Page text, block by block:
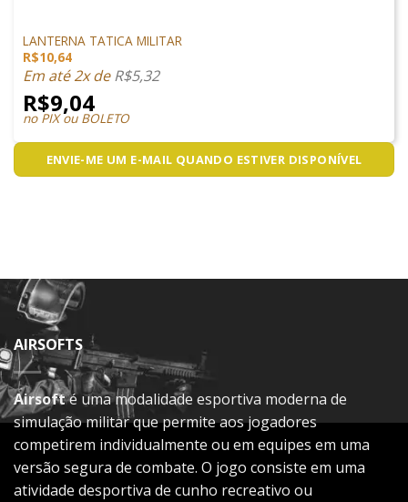
LANTERNA TATICA MILITAR
R$10,64
Em até 2x deR$5,32
R$9,04
no PIX ou BOLETO
ENVIE-ME UM E-MAIL QUANDO ESTIVER DISPONÍVEL
AIRSOFTS
Airsofté uma modalidade esportiva moderna de
simulação militar que permite aos jogadores
competirem individualmente ou em equipes em uma
versão segura de combate. O jogo consiste em uma
atividade desportiva de cunho recreativo ou